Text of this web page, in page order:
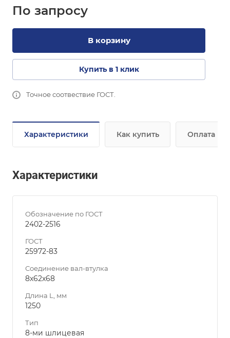
По запросу
В корзину
Купить в 1 клик
Точное соотвествие ГОСТ.
Характеристики Как купить Оплата
Характеристики
Обозначение по ГОСТ
2402-2516
ГОСТ
25972-83
Соединение вал-втулка
8х62х68
Длина L, мм
1250
Тип
8-ми шлицевая